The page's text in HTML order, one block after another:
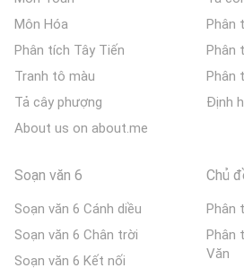
Môn Hóa
Phân tích Tây Tiến
Tranh tô màu
Tả cây phượng
About us on about.me
Phân
Phân
Phân
Định
Soạn văn 6
Soạn văn 6 Cánh diều
Soạn văn 6 Chân trời
Soạn văn 6 Kết nối
Chủ
Phân
Phân
Văn